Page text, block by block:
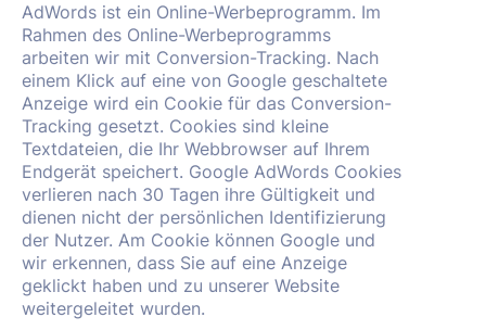
AdWords ist ein Online-Werbeprogramm. Im
Rahmen des Online-Werbeprogramms
arbeiten wir mit Conversion-Tracking. Nach
einem Klick auf eine von Google geschaltete
Anzeige wird ein Cookie für das Conversion-
Tracking gesetzt. Cookies sind kleine
Textdateien, die Ihr Webbrowser auf Ihrem
Endgerät speichert. Google AdWords Cookies
verlieren nach 30 Tagen ihre Gültigkeit und
dienen nicht der persönlichen Identifizierung
der Nutzer. Am Cookie können Google und
wir erkennen, dass Sie auf eine Anzeige
geklickt haben und zu unserer Website
weitergeleitet wurden.